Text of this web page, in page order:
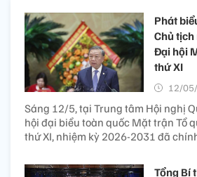
Phát
Chủ tịch
Đại hội
thứ XI
12/
Sáng 12/5, tại Trung tâm Hội nghị
hội đại biểu toàn quốc Mặt trận Tổ
thứ XI, nhiệm kỳ 2026-2031 đã
Tổng Bí